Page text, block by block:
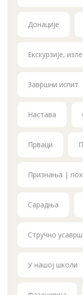
Донације
Екскурзије,
Завршни испит
Настава
Прваци
Признања |
Сарадња
Стручно
У нашој школи